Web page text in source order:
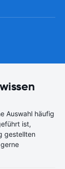
Auswahl häufig
ist,
gestellten